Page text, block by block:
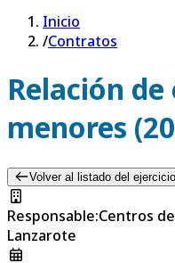
Inicio
/Contratos
Relación
menores
Volver al listado del
Responsable:Centros
Lanzarote